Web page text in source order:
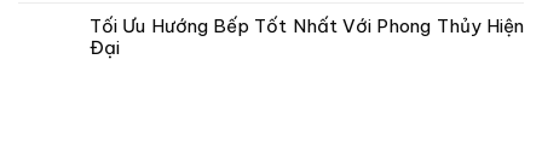
Tối Ưu Hướng Bếp Tốt Nhất Với Phong Thủy Hiện
Đại